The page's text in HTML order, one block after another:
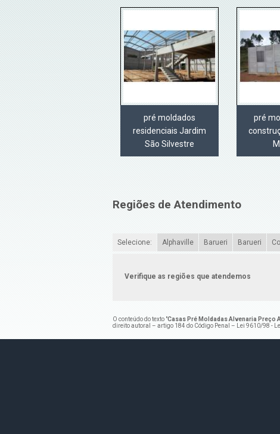
pré moldados
residenciais Jardim
São Silvestre
pré
Regiões de Atendimento
Selecione: Alphaville Barueri Barueri
Verifique as regiões que atendemos
O conteúdo do texto "Casas Pré Moldadas Alvenaria Preço
direito autoral – artigo 184 do Código Penal – Lei 9610/98 -